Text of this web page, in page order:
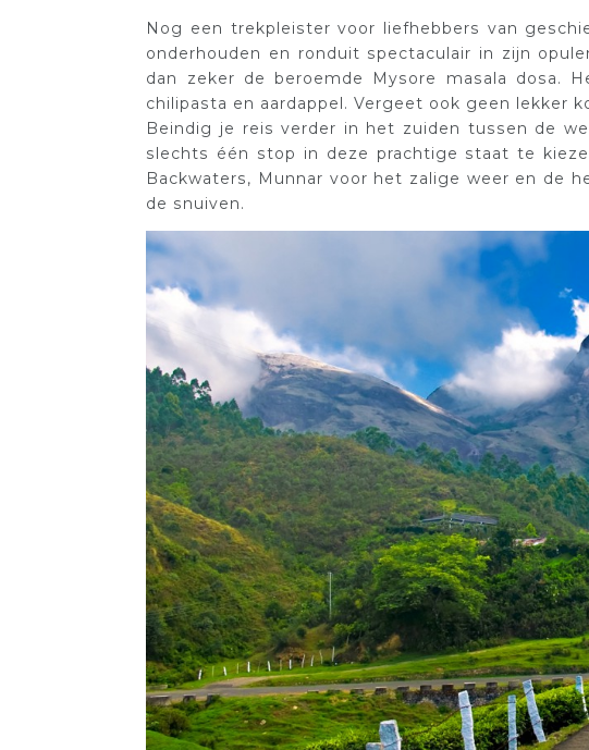
Nog een trekpleister voor liefhebbers van
onderhouden en ronduit spectaculair in zijn
dan zeker de beroemde Mysore masala dosa.
chilipasta en aardappel. Vergeet ook geen lekker
Beindig je reis verder in het zuiden tussen de
slechts één stop in deze prachtige staat te
Backwaters, Munnar voor het zalige weer en de
de snuiven.